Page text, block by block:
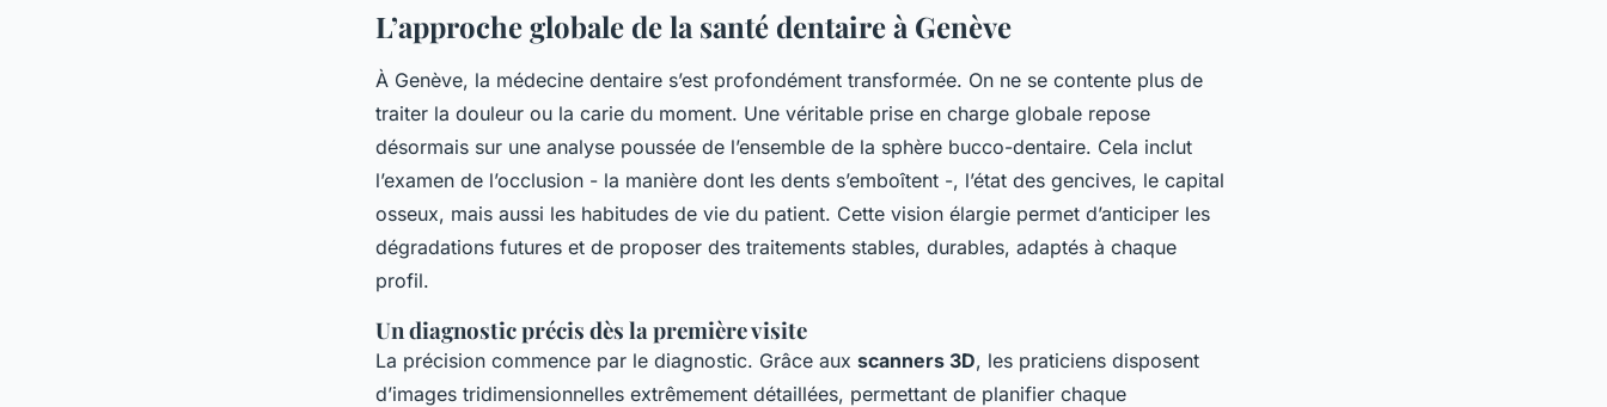
L’approche globale de la santé dentaire à Genève
À Genève, la médecine dentaire s’est profondément transformée. On ne se contente plus de
traiter la douleur ou la carie du moment. Une véritable prise en charge globale repose
désormais sur une analyse poussée de l’ensemble de la sphère bucco-dentaire. Cela inclut
l’examen de l’occlusion - la manière dont les dents s’emboîtent -, l’état des gencives, le capital
osseux, mais aussi les habitudes de vie du patient. Cette vision élargie permet d’anticiper les
dégradations futures et de proposer des traitements stables, durables, adaptés à chaque
profil.
Un diagnostic précis dès la première visite
La précision commence par le diagnostic. Grâce aux scanners 3D, les praticiens disposent
d’images tridimensionnelles extrêmement détaillées, permettant de planifier chaque